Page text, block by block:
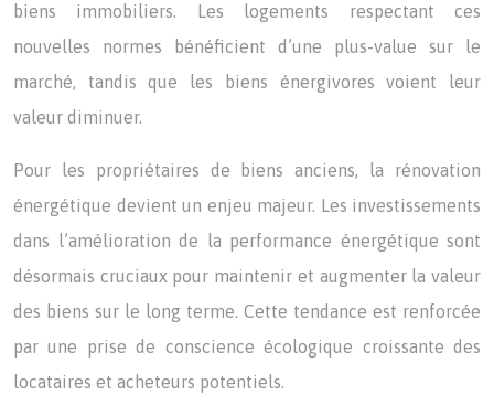
biens immobiliers. Les logements respectant ces
nouvelles normes bénéficient d’une plus-value sur le
marché, tandis que les biens énergivores voient leur
valeur diminuer.
Pour les propriétaires de biens anciens, la rénovation
énergétique devient un enjeu majeur. Les investissements
dans l’amélioration de la performance énergétique sont
désormais cruciaux pour maintenir et augmenter la valeur
des biens sur le long terme. Cette tendance est renforcée
par une prise de conscience écologique croissante des
locataires et acheteurs potentiels.